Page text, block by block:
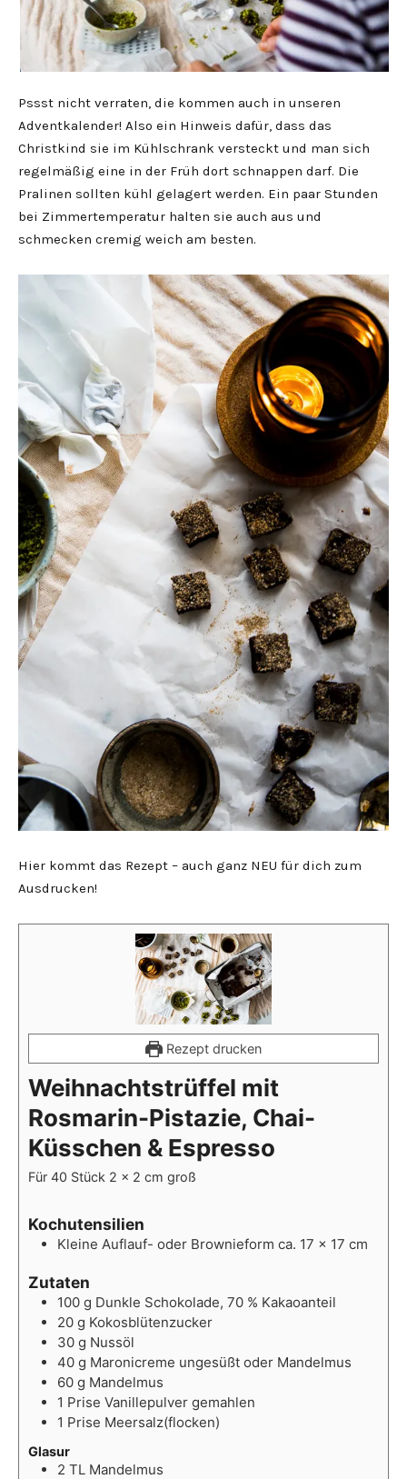
Pssst nicht verraten, die kommen auch in unseren
Adventkalender! Also ein Hinweis dafür, dass das
Christkind sie im Kühlschrank versteckt und man sich
regelmäßig eine in der Früh dort schnappen darf. Die
Pralinen sollten kühl gelagert werden. Ein paar Stunden
bei Zimmertemperatur halten sie auch aus und
schmecken cremig weich am besten.
Hier kommt das Rezept – auch ganz NEU für dich zum
Ausdrucken!
Rezept drucken
Weihnachtstrüffel mit
Rosmarin-Pistazie, Chai-
Küsschen & Espresso
Für 40 Stück 2 x 2 cm groß
Kochutensilien
Kleine Auflauf- oder Brownieform ca. 17 x 17 cm
Zutaten
100 g Dunkle Schokolade, 70 % Kakaoanteil
20 g Kokosblütenzucker
30 g Nussöl
40 g Maronicreme ungesüßt oder Mandelmus
60 g Mandelmus
1 Prise Vanillepulver gemahlen
1 Prise Meersalz(flocken)
Glasur
2 TL Mandelmus